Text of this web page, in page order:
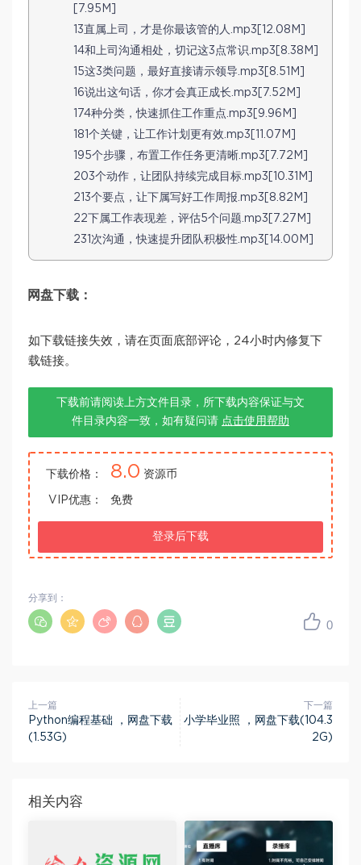
[7.95M]
13直属上司，才是你最该管的人.mp3[12.08M]
14和上司沟通相处，切记这3点常识.mp3[8.38M]
15这3类问题，最好直接请示领导.mp3[8.51M]
16说出这句话，你才会真正成长.mp3[7.52M]
174种分类，快速抓住工作重点.mp3[9.96M]
181个关键，让工作计划更有效.mp3[11.07M]
195个步骤，布置工作任务更清晰.mp3[7.72M]
203个动作，让团队持续完成目标.mp3[10.31M]
213个要点，让下属写好工作周报.mp3[8.82M]
22下属工作表现差，评估5个问题.mp3[7.27M]
231次沟通，快速提升团队积极性.mp3[14.00M]
网盘下载：
如下载链接失效，请在页面底部评论，24小时内修复下
载链接。
下载前请阅读上方文件目录，所下载内容保证与文
件目录内容一致，如有疑问请 点击使用帮助
下载价格： 8.0 资源币
VIP优惠： 免费
登录后下载
0
分享到：
上一篇
Python编程基础 ，网盘下载
(1.53G)
下一篇
小学毕业照 ，网盘下载(104.3
2G)
相关内容